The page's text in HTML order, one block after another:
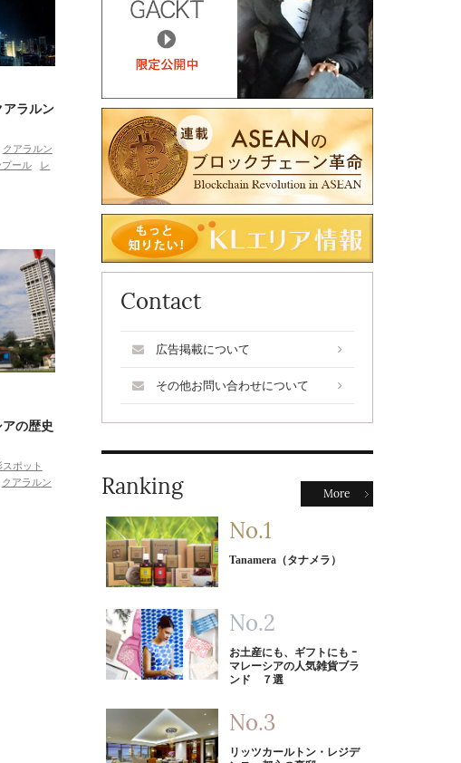
アラルン
クアラルン
プール
レ
アの歴史
スポット
クアラルン
Contact
広告掲載について
その他お問い合わせについて
Ranking More
Tanamera（タナメラ）
お土産にも、ギフトにも ｰ
マレーシアの人気雑貨ブラ
ンド ７選
リッツカールトン・レジデ